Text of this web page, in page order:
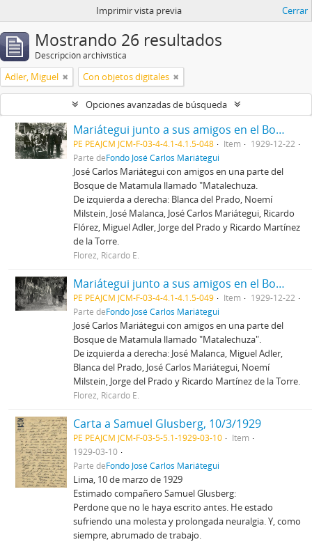
Imprimir vista previa Cerrar
Mostrando 26 resultados
Descripción archivística
Adler, Miguel Con objetos digitales
Opciones avanzadas de búsqueda
Mariátegui junto a sus amigos en el Bosque de Matamula
PE PEAJCM JCM-F-03-4-4.1-4.1.5-048 Item
1929-12-22
Parte deFondo José Carlos Mariátegui
José Carlos Mariátegui con amigos en una parte del
Bosque de Matamula llamado "Matalechuza.
De izquierda a derecha: Blanca del Prado, Noemí
Milstein, José Malanca, José Carlos Mariátegui, Ricardo
Flórez, Miguel Adler, Jorge del Prado y Ricardo Martínez
de la Torre.
Florez, Ricardo E.
Mariátegui junto a sus amigos en el Bosque de Matamula (II)
PE PEAJCM JCM-F-03-4-4.1-4.1.5-049 Item
1929-12-22
Parte deFondo José Carlos Mariátegui
José Carlos Mariátegui con amigos en una parte del
Bosque de Matamula llamado "Matalechuza".
De izquierda a derecha: José Malanca, Miguel Adler,
Blanca del Prado, José Carlos Mariátegui, Noemí
Milstein, Jorge del Prado y Ricardo Martínez de la Torre.
Florez, Ricardo E.
Carta a Samuel Glusberg, 10/3/1929
PE PEAJCM JCM-F-03-5-5.1-1929-03-10
Item
1929-03-10
Parte deFondo José Carlos Mariátegui
Lima, 10 de marzo de 1929
Estimado compañero Samuel Glusberg:
Perdone que no le haya escrito antes. He estado
sufriendo una molesta y prolongada neuralgia. Y, como
siempre, abrumado de trabajo.